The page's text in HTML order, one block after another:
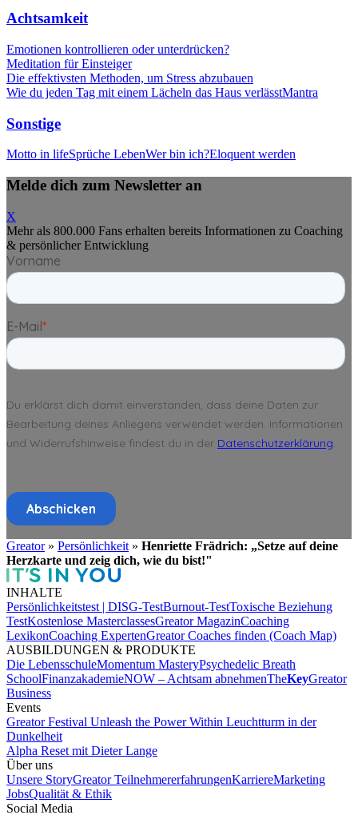
Achtsamkeit
Emotionen kontrollieren oder unterdrücken?
Meditation für Einsteiger
Die effektivsten Methoden, um Stress abzubauen
Wie du jeden Tag mit einem Lächeln das Haus verlässtMantra
Sonstige
Motto in lifeSprüche LebenWer bin ich?Eloquent werden
Melde dich zum Newsletter an
X
Mehr als 800.000 Fans erhalten bereits Informationen zu Coaching
& persönlicher Entwicklung
Greator» Persönlichkeit » Henriette Frädrich: „Setze auf deine
Herzkarte und zeig dich, wie du bist!"
INHALTE
Persönlichkeitstest | DISG-TestBurnout-TestToxische Beziehung
TestKostenlose MasterclassesGreator MagazinCoaching
LexikonCoaching ExpertenGreator Coaches finden (Coach Map)
AUSBILDUNGEN & PRODUKTE
Die LebensschuleMomentum MasteryPsychedelic Breath
SchoolFinanzakademieNOW – Achtsam abnehmenTheKeyGreator
Business
Events
Greator Festival Unleash the Power Within Leuchtturm in der
Dunkelheit
Alpha Reset mit Dieter Lange
Über uns
Unsere StoryGreator TeilnehmererfahrungenKarriereMarketing
JobsQualität & Ethik
Social Media